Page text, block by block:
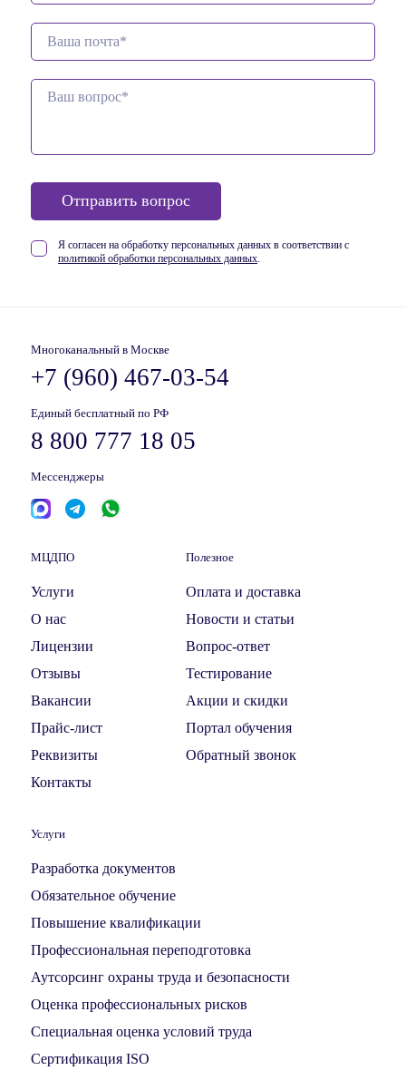
Отправить вопрос
Я согласен на обработку персональных данных в соответствии с
политикой обработки персональных данных.
Многоканальный в Москве
+7 (960) 467-03-54
Единый бесплатный по РФ
8 800 777 18 05
Мессенджеры
МЦДПО
Услуги
О нас
Лицензии
Отзывы
Вакансии
Прайс-лист
Реквизиты
Контакты
Полезное
Оплата и доставка
Новости и статьи
Вопрос-ответ
Тестирование
Акции и скидки
Портал обучения
Обратный звонок
Услуги
Разработка документов
Обязательное обучение
Повышение квалификации
Профессиональная переподготовка
Аутсорсинг охраны труда и безопасности
Оценка профессиональных рисков
Специальная оценка условий труда
Сертификация ISO